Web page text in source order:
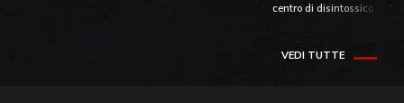
centro di
VEDI TUTTE